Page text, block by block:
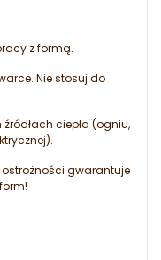
z formą.
Nie stosuj do
ciepła (ogniu,
gwarantuje